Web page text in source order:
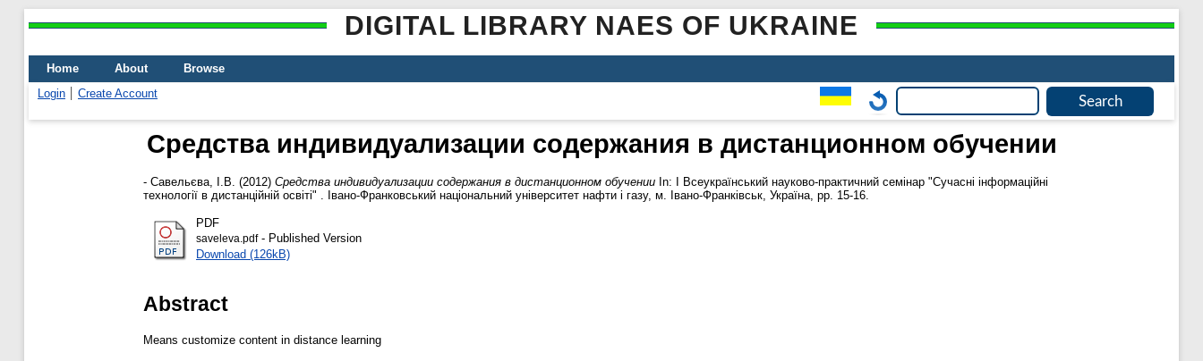
DIGITAL LIBRARY NAES OF UKRAINE
Home About
Browse
Login
Create Account
Средства индивидуализации содержания в дистанционном обучении
- Савельєва, І.В. (2012) Средства индивидуализации содержания в дистанционном обучении In: І Всеукраїнський науково-практичний семінар "Сучасні інформаційні
технології в дистанційній освіті" . Івано-Франковський національний університет нафти і газу, м. Івано-Франківськ, Україна, pp. 15-16.
PDF
saveleva.pdf- Published Version
Download (126kB)
Abstract
Means customize content in distance learning